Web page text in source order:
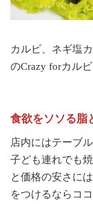
カルビ、ネギ塩
のCrazy forカルビ
食欲をソソる脂
店内にはテーブ
子ども連れでも
と価格の安さに
をつけるならココ